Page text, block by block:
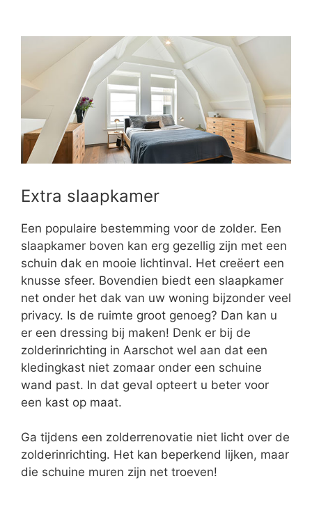
Extra slaapkamer
Een populaire bestemming voor de zolder. Een
slaapkamer boven kan erg gezellig zijn met een
schuin dak en mooie lichtinval. Het creëert een
knusse sfeer. Bovendien biedt een slaapkamer
net onder het dak van uw woning bijzonder veel
privacy. Is de ruimte groot genoeg? Dan kan u
er een dressing bij maken! Denk er bij de
zolderinrichting in Aarschot wel aan dat een
kledingkast niet zomaar onder een schuine
wand past. In dat geval opteert u beter voor
een kast op maat.
Ga tijdens een zolderrenovatie niet licht over de
zolderinrichting. Het kan beperkend lijken, maar
die schuine muren zijn net troeven!